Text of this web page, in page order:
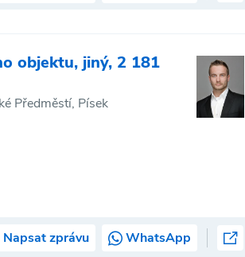
objektu, jiný, 2 181
Předměstí, Písek
Napsat zprávu WhatsApp